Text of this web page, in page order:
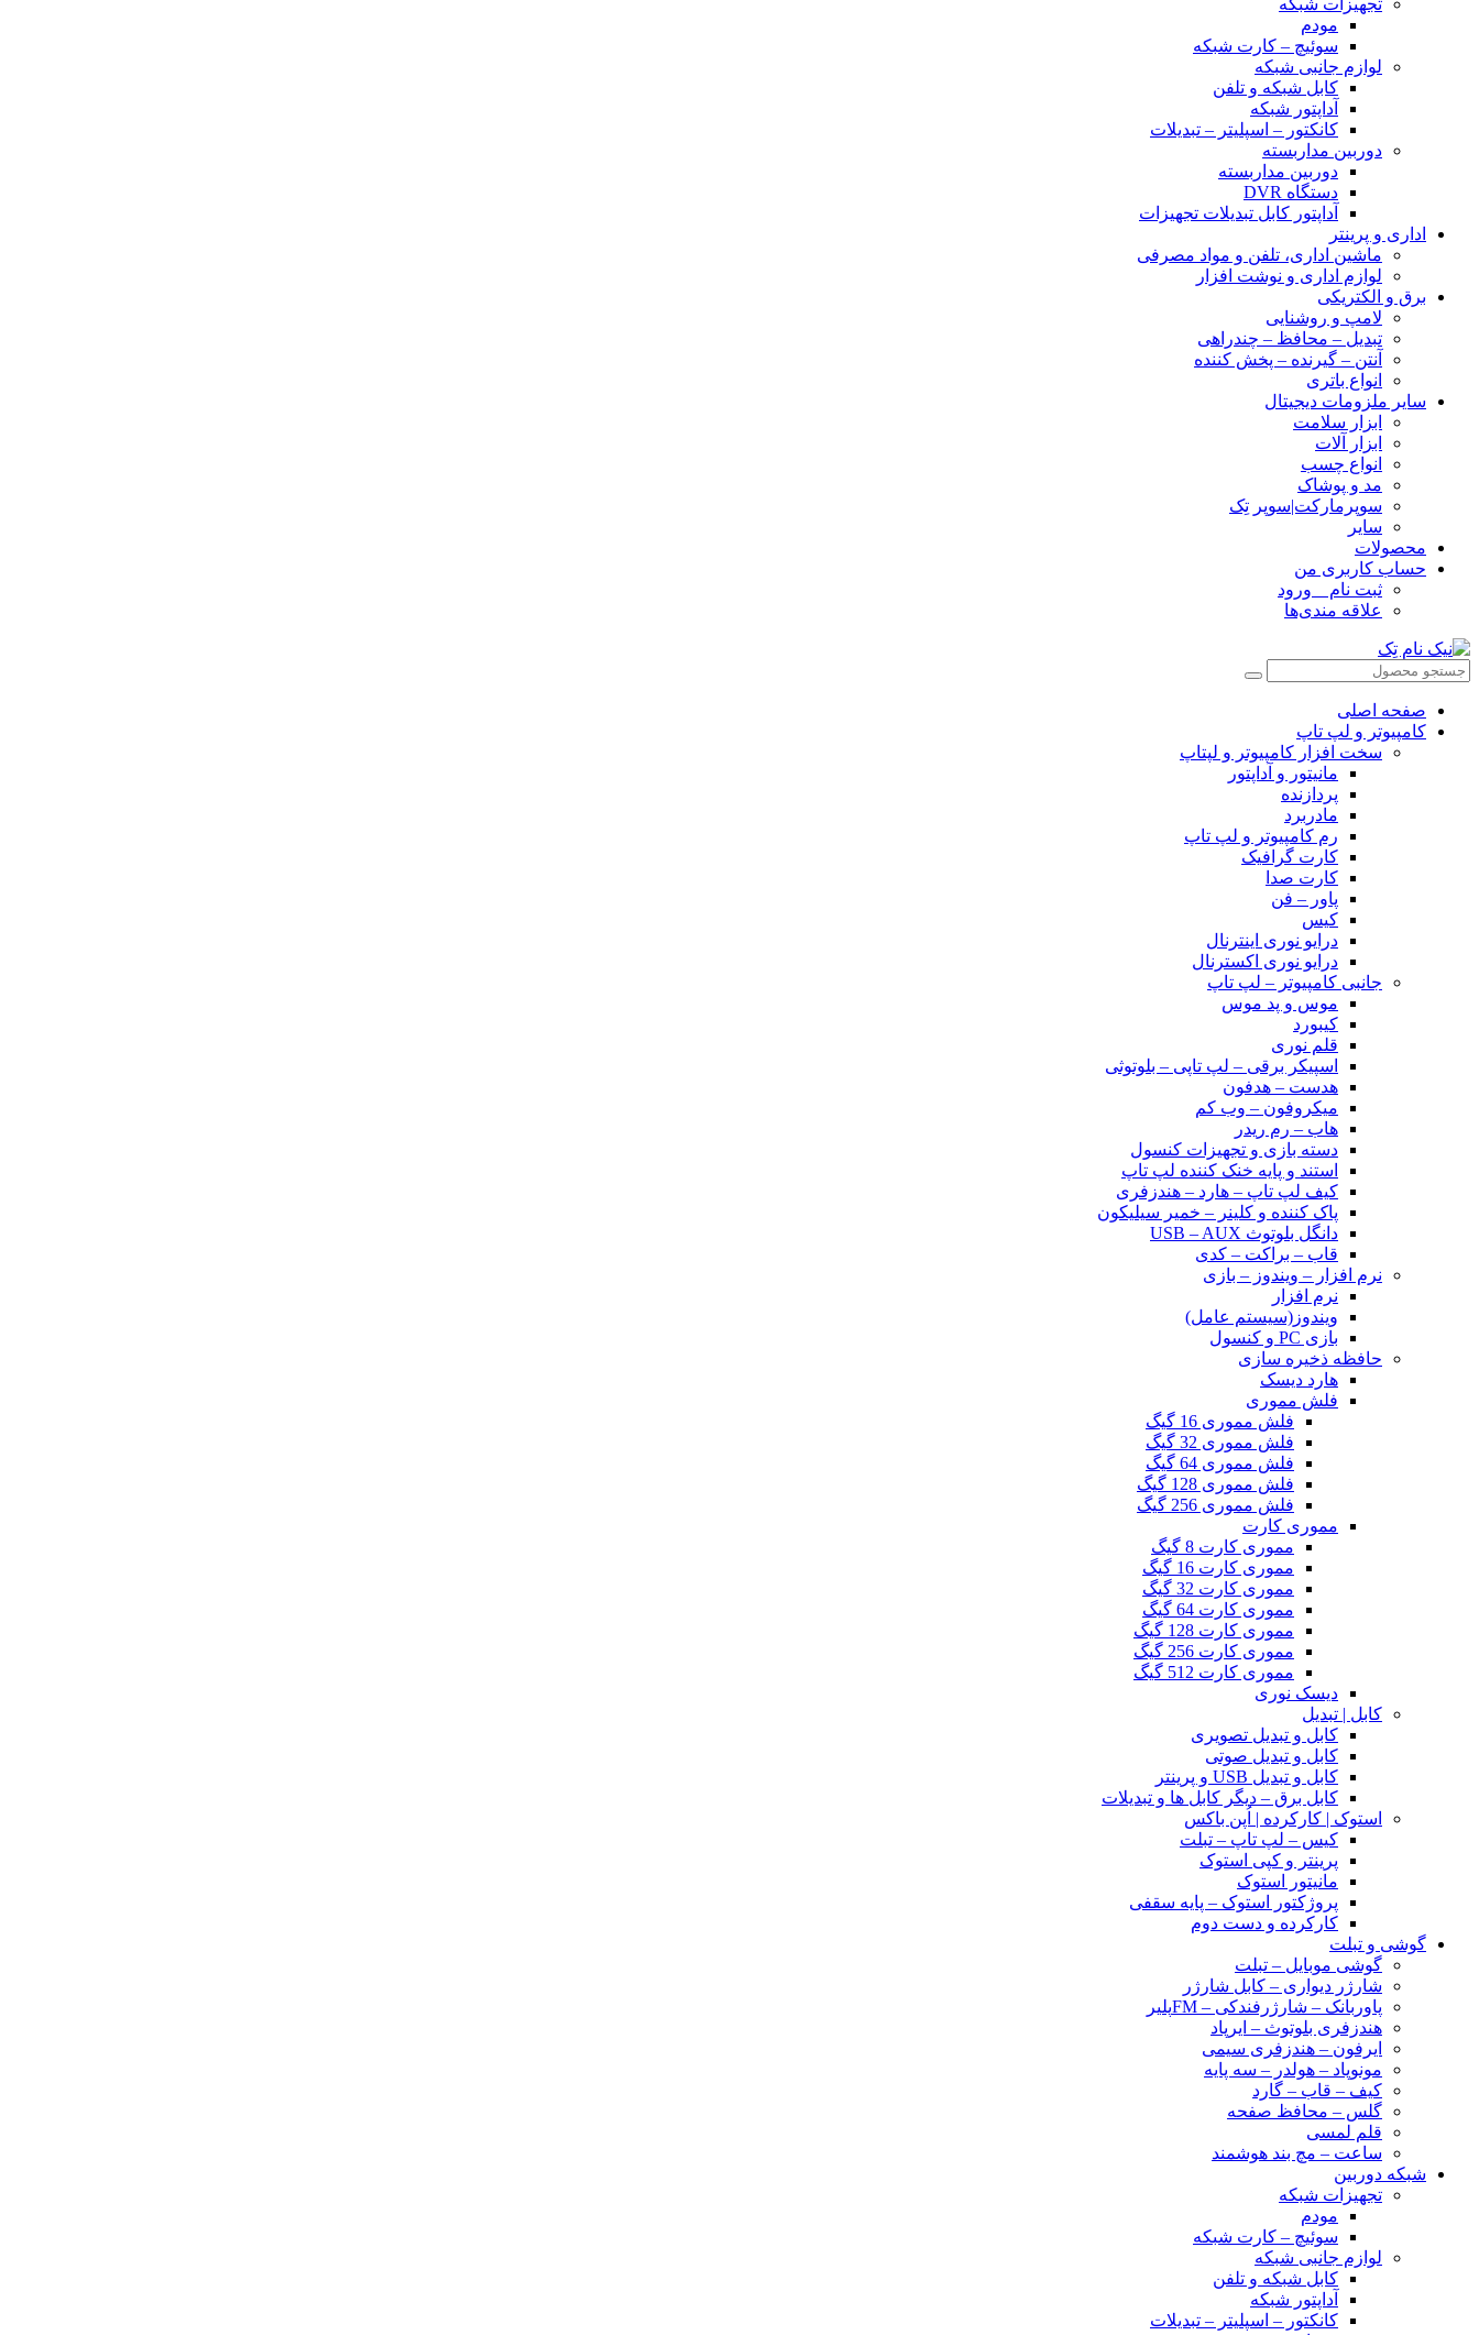
تجهیزات شبکه
مودم
سوئیچ – کارت شبکه
لوازم جانبی شبکه
کابل شبکه و تلفن
آداپتور شبکه
کانکتور – اسپلیتر – تبدیلات
دوربین مداربسته
دوربین مداربسته
دستگاه DVR
آداپتور کابل تبدیلات تجهیزات
اداری و پرینتر
ماشین اداری، تلفن و مواد مصرفی
لوازم اداری و نوشت افزار
برق و الکتریکی
لامپ و روشنایی
تبدیل – محافظ – چندراهی
آنتن – گیرنده – پخش کننده
انواع باتری
سایر ملزومات دیجیتال
ابزار سلامت
ابزار آلات
انواع چسب
مد و پوشاک
سوپرمارکت|سوپر تِک
سایر
محصولات
حساب کاربری من
ثبت نام _ ورود
علاقه مندی‌ها
صفحه اصلی
کامپیوتر و‌‌‌‌‌ لپ تاپ
سخت افزار کامپیوتر و لپتاپ
مانیتور و آداپتور
پردازنده
مادربرد
رم کامپیوتر و لپ تاپ
کارت گرافیک
کارت صدا
پاور – فن
کیس
درایو نوری اینترنال
درایو نوری اکسترنال
جانبی کامپیوتر – لپ تاپ
موس و پد موس
کیبورد
قلم نوری
اسپیکر برقی – لپ تاپی – بلوتوثی
هدست – هدفون
میکروفون – وب کم
هاب – رم ریدر
دسته بازی و تجهیزات کنسول
استند و پایه خنک کننده لپ تاپ
کیف لپ تاپ – هارد – هندزفری
پاک کننده و کلینر – خمیر سیلیکون
دانگل بلوتوث USB – AUX
قاب – براکت – کدی
نرم افزار – ویندوز – بازی
نرم افزار
ویندوز(سیستم عامل)
بازی PC و کنسول
حافظه ذخیره سازی
هارد دیسک
فلش مموری
فلش مموری 16 گیگ
فلش مموری 32 گیگ
فلش مموری 64 گیگ
فلش مموری 128 گیگ
فلش مموری 256 گیگ
مموری کارت
مموری کارت 8 گیگ
مموری کارت 16 گیگ
مموری کارت 32 گیگ
مموری کارت 64 گیگ
مموری کارت 128 گیگ
مموری کارت 256 گیگ
مموری کارت 512 گیگ
دیسک نوری
کابل | تبدیل
کابل و تبدیل تصویری
کابل و تبدیل صوتی
کابل و تبدیل USB و پرینتر
کابل برق – دیگر کابل ها و تبدیلات
استوک | کارکرده | اُپن باکس
کیس – لپ تاپ – تبلت
پرینتر و کپی استوک
مانیتور استوک
پروژکتور استوک – پایه سقفی
کارکرده و دست دوم
گوشی و تبلت
گوشی موبایل – تبلت
شارژر دیواری – کابل شارژر
پاوربانک – شارژرفندکی – FMپلیر
هندزفری بلوتوث – ایرپاد
ایرفون – هندزفری سیمی
مونوپاد – هولدر – سه پایه
کیف – قاب – گارد
گلس – محافظ صفحه
قلم لمسی
ساعت – مچ بند هوشمند
شبکه دوربین
تجهیزات شبکه
مودم
سوئیچ – کارت شبکه
لوازم جانبی شبکه
کابل شبکه و تلفن
آداپتور شبکه
کانکتور – اسپلیتر – تبدیلات